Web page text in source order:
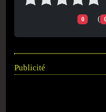
0 (
Publicité